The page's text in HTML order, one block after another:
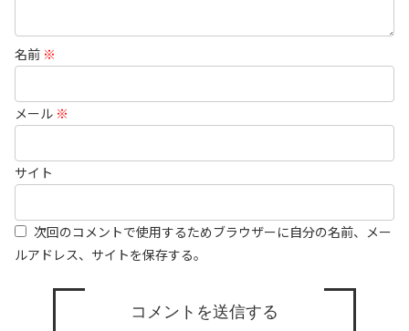
名前 ※
メール ※
サイト
次回のコメントで使用するためブラウザーに自分の名前、メー
ルアドレス、サイトを保存する。